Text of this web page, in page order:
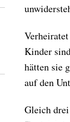
Kinder
hätten sie
auf den
Gleich
Orte,